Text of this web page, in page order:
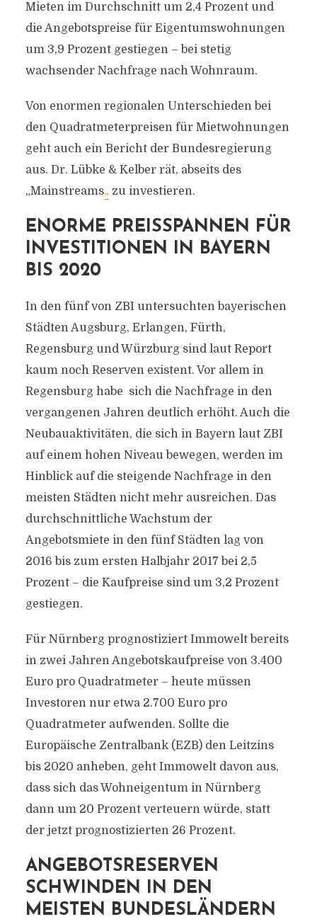
Mieten im Durchschnitt um 2,4 Prozent und
die Angebotspreise für Eigentumswohnungen
um 3,9 Prozent gestiegen – bei stetig
wachsender Nachfrage nach Wohnraum.
Von enormen regionalen Unterschieden bei
den Quadratmeterpreisen für Mietwohnungen
geht auch ein Bericht der Bundesregierung
aus. Dr. Lübke & Kelber rät, abseits des
„Mainstreams„ zu investieren.
ENORME PREISSPANNEN FÜR
INVESTITIONEN IN BAYERN
BIS 2020
In den fünf von ZBI untersuchten bayerischen
Städten Augsburg, Erlangen, Fürth,
Regensburg und Würzburg sind laut Report
kaum noch Reserven existent. Vor allem in
Regensburg habe sich die Nachfrage in den
vergangenen Jahren deutlich erhöht. Auch die
Neubauaktivitäten, die sich in Bayern laut ZBI
auf einem hohen Niveau bewegen, werden im
Hinblick auf die steigende Nachfrage in den
meisten Städten nicht mehr ausreichen. Das
durchschnittliche Wachstum der
Angebotsmiete in den fünf Städten lag von
2016 bis zum ersten Halbjahr 2017 bei 2,5
Prozent – die Kaufpreise sind um 3,2 Prozent
gestiegen.
Für Nürnberg prognostiziert Immowelt bereits
in zwei Jahren Angebotskaufpreise von 3.400
Euro pro Quadratmeter – heute müssen
Investoren nur etwa 2.700 Euro pro
Quadratmeter aufwenden. Sollte die
Europäische Zentralbank (EZB) den Leitzins
bis 2020 anheben, geht Immowelt davon aus,
dass sich das Wohneigentum in Nürnberg
dann um 20 Prozent verteuern würde, statt
der jetzt prognostizierten 26 Prozent.
ANGEBOTSRESERVEN
SCHWINDEN IN DEN
MEISTEN BUNDESLÄNDERN